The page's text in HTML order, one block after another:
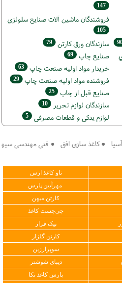
147
فروشندگان ماشين آلات صنايع سلولزي
105
سازندگان ورق كارتن 79
صنايع چاپ 69
خريدار مواد اوليه صنعت چاپ 63
فروشنده مواد اوليه صنعت چاپ 29
صنايع قبل از چاپ 25
سازندگان لوازم تحریر 10
لوازم یدکی و قطعات مصرفی 5
● کاغذ سازی افق ● فنی مهندسی سپهر
تاو کاغذ ارس
مهرآیین پارس
کارتن میهن
چی‌چست کاغذ
پیک فراز
کارتن گلزار
سوپرارزین
دیبای شوشتر
پارس کاغذ نکا